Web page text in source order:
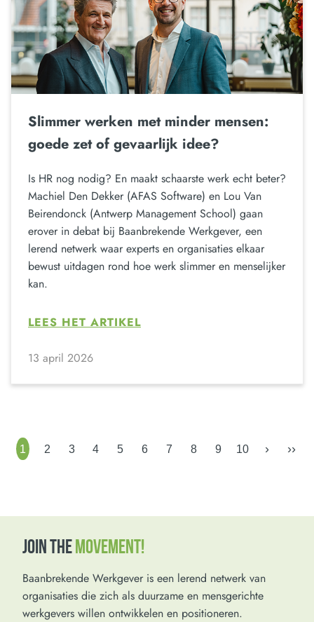
Slimmer werken met minder mensen:
goede zet of gevaarlijk idee?
Is HR nog nodig? En maakt schaarste werk echt beter?
Machiel Den Dekker (AFAS Software) en Lou Van
Beirendonck (Antwerp Management School) gaan
erover in debat bij Baanbrekende Werkgever, een
lerend netwerk waar experts en organisaties elkaar
bewust uitdagen rond hoe werk slimmer en menselijker
kan.
LEES HET ARTIKEL
13 april 2026
1 2 3 4 5 6 7 8 9 10 › ››
JOIN THEMOVEMENT!
Baanbrekende Werkgever is een lerend netwerk van
organisaties die zich als duurzame en mensgerichte
werkgevers willen ontwikkelen en positioneren.